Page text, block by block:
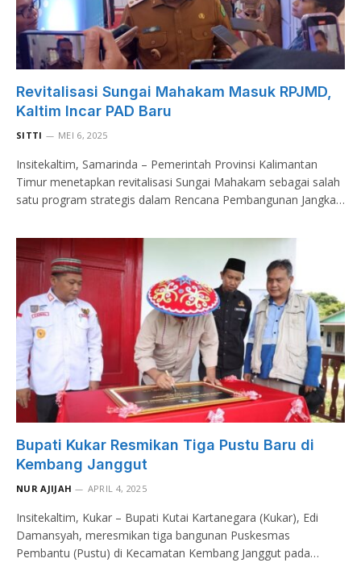
Revitalisasi Sungai Mahakam Masuk RPJMD,
Kaltim Incar PAD Baru
SITTI MEI 6, 2025
Insitekaltim, Samarinda – Pemerintah Provinsi Kalimantan
Timur menetapkan revitalisasi Sungai Mahakam sebagai salah
satu program strategis dalam Rencana Pembangunan Jangka…
Bupati Kukar Resmikan Tiga Pustu Baru di
Kembang Janggut
NUR AJIJAH APRIL 4, 2025
Insitekaltim, Kukar – Bupati Kutai Kartanegara (Kukar), Edi
Damansyah, meresmikan tiga bangunan Puskesmas
Pembantu (Pustu) di Kecamatan Kembang Janggut pada…